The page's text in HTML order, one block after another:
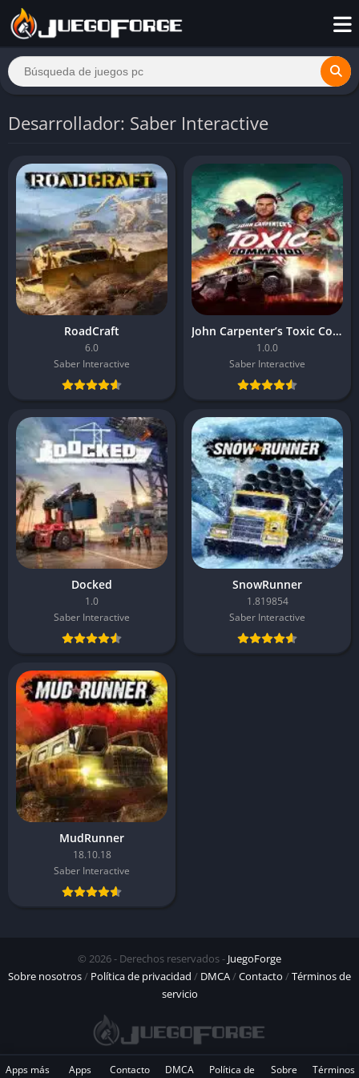
Desarrollador: Saber Interactive
RoadCraft
6.0
Saber Interactive
John Carpenter’s Toxic Commando
1.0.0
Saber Interactive
Docked
1.0
Saber Interactive
SnowRunner
1.819854
Saber Interactive
MudRunner
18.10.18
Saber Interactive
© 2026 - Derechos reservados - JuegoForge
Sobre nosotros/ Política de privacidad / DMCA/Contacto /Términos de
servicio
Apps más
Apps
Contacto DMCA
Política de
Sobre
Términos